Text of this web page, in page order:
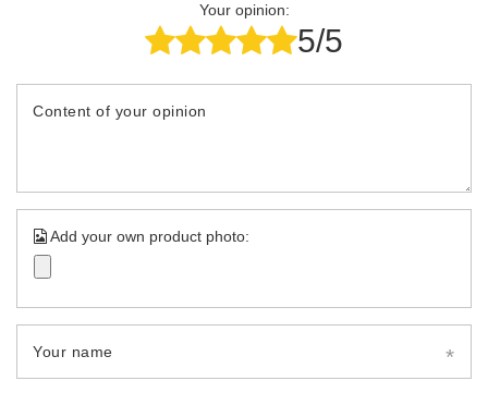
Your opinion:
5/5
Content of your opinion
Add your own product photo:
Your name